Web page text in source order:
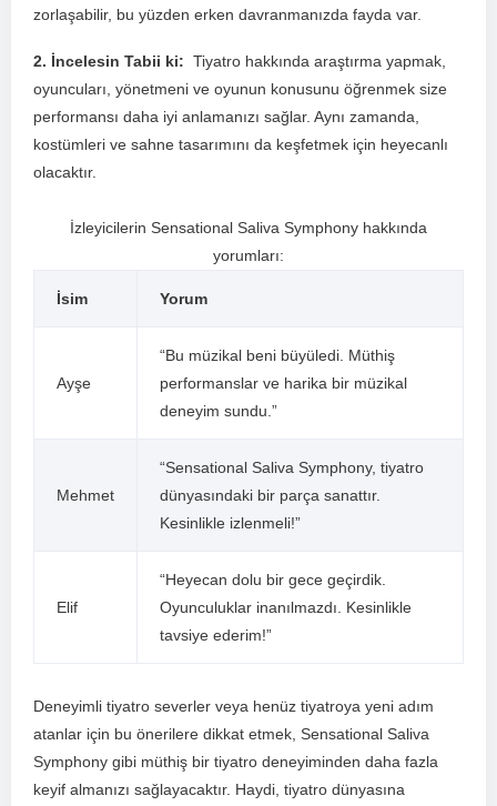
zorlaşabilir, bu yüzden ⁣erken davranmanızda fayda ⁢var.
2. İncelesin⁣ Tabii ki: ⁤ Tiyatro hakkında araştırma yapmak,
oyuncuları, yönetmeni ve oyunun konusunu ⁣öğrenmek size
performansı ‍daha iyi anlamanızı sağlar. Aynı⁢ zamanda,
kostümleri ve sahne tasarımını da keşfetmek için heyecanlı
olacaktır.
İzleyicilerin Sensational Saliva Symphony hakkında⁤
yorumları:
İsim Yorum
Ayşe
“Bu ⁣müzikal beni büyüledi. Müthiş
performanslar ve‌ harika bir müzikal
deneyim sundu.”
Mehmet
“Sensational Saliva Symphony, tiyatro
dünyasındaki bir parça ⁣sanattır.
Kesinlikle ⁢izlenmeli!”
Elif
“Heyecan dolu bir gece ‌geçirdik.
Oyunculuklar inanılmazdı. Kesinlikle
tavsiye ederim!”
Deneyimli tiyatro severler veya henüz tiyatroya yeni adım
atanlar için⁢ bu önerilere dikkat etmek, Sensational Saliva
Symphony gibi müthiş bir tiyatro deneyiminden daha fazla
keyif almanızı sağlayacaktır. Haydi, tiyatro dünyasına